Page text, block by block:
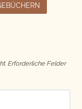
Erforderliche Felder